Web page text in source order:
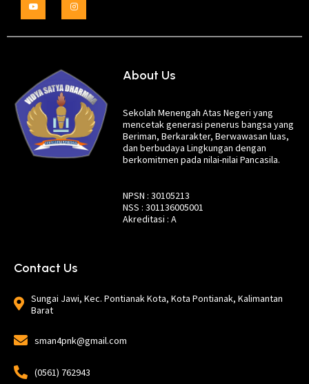
About Us
Sekolah Menengah Atas Negeri yang
mencetak generasi penerus bangsa yang
Beriman, Berkarakter, Berwawasan luas,
dan berbudaya Lingkungan dengan
berkomitmen pada nilai-nilai Pancasila.
NPSN : 30105213
NSS : 301136005001
Akreditasi : A
Contact Us
Sungai Jawi, Kec. Pontianak Kota, Kota Pontianak, Kalimantan
Barat
sman4pnk@gmail.com
(0561) 762943